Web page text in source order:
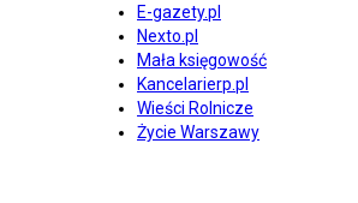
E-gazety.pl
Nexto.pl
Mała księgowość
Kancelarierp.pl
Wieści Rolnicze
Życie Warszawy